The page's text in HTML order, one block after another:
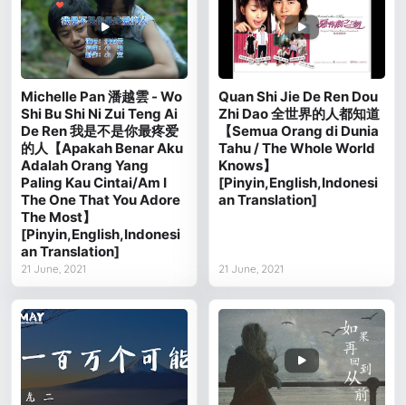
Michelle Pan 潘越雲 - Wo
Shi Bu Shi Ni Zui Teng Ai
De Ren 我是不是你最疼爱
的人【Apakah Benar Aku
Adalah Orang Yang
Paling Kau Cintai/Am I
The One That You Adore
The Most】
[Pinyin,English,Indonesi
an Translation]
21 June, 2021
Quan Shi Jie De Ren Dou
Zhi Dao 全世界的人都知道
【Semua Orang di Dunia
Tahu / The Whole World
Knows】
[Pinyin,English,Indonesi
an Translation]
21 June, 2021